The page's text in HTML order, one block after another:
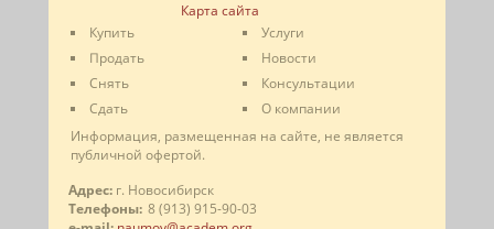
Карта сайта
Купить
Продать
Снять
Сдать
Услуги
Новости
Консультации
О компании
Информация, размещенная на сайте, не является
публичной офертой.
Адрес: г. Новосибирск
Телефоны: 8 (913) 915-90-03